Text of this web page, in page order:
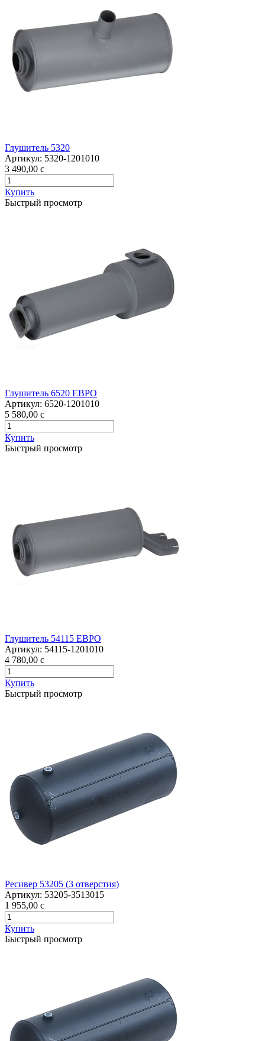
Глушитель 5320
Артикул: 5320-1201010
3 490,00 c
Купить
Быстрый просмотр
Глушитель 6520 ЕВРО
Артикул: 6520-1201010
5 580,00 c
Купить
Быстрый просмотр
Глушитель 54115 ЕВРО
Артикул: 54115-1201010
4 780,00 c
Купить
Быстрый просмотр
Ресивер 53205 (3 отверстия)
Артикул: 53205-3513015
1 955,00 c
Купить
Быстрый просмотр